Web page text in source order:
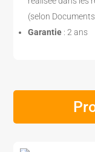
(selon
Garantie : 2 ans